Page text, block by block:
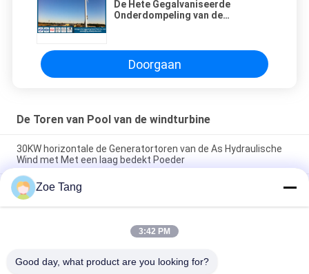
De Hete Gegalvaniseerde
Onderdompeling van de
Doorgaan
De Toren van Pool van de windturbine
30KW horizontale de Generatortoren van de As Hydraulische
Wind met Met een laag bedekt Poeder
50KW het horizontale van de de Windenergie van de As Directe
Aandrijving Met een laag bedekte Poeder van de de
Torengenerator
Van de de Windturbine van de staal Hydraulische Kegel
Zoe Tang
3:42 PM
Good day, what product are you looking for?